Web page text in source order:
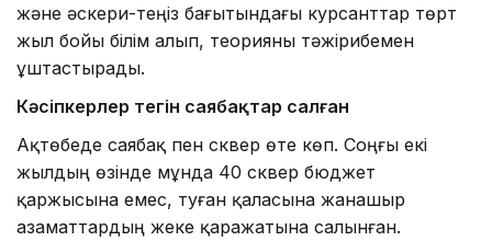
және әскери-теңіз бағытындағы курсанттар төрт
жыл бойы білім алып, теорияны тәжірибемен
ұштастырады.
Кәсіпкерлер тегін саябақтар салған
Ақтөбеде саябақ пен сквер өте көп. Соңғы екі
жылдың өзінде мұнда 40 сквер бюджет
қаржысына емес, туған қаласына жанашыр
азаматтардың жеке қаражатына салынған.